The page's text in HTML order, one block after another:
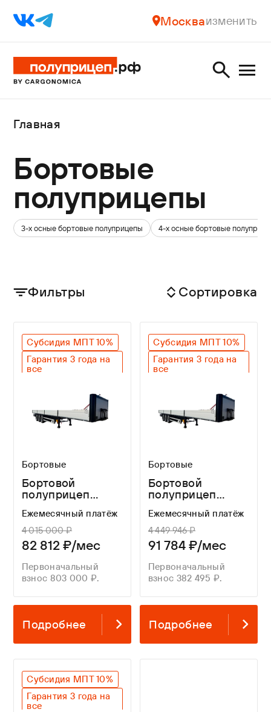
Москваизменить
Главная
Бортовые
полуприцепы
3-х осные бортовые полуприцепы 4-х осные бортовые
Фильтры Сортировка
Субсидия МПТ 10%
Гарантия 3 года на
все
Бортовые
Бортовой
полуприцеп
CRS3
Ежемесячный платёж
4 015 000 ₽
82 812 ₽/мес
Первоначальный
взнос 803 000 ₽.
Подробнее
Субсидия МПТ 10%
Гарантия 3 года на
все
Бортовые
Бортовой
полуприцеп
CRS4
Ежемесячный платёж
4 449 946 ₽
91 784 ₽/мес
Первоначальный
взнос 382 495 ₽.
Подробнее
Субсидия МПТ 10%
Гарантия 3 года на
все